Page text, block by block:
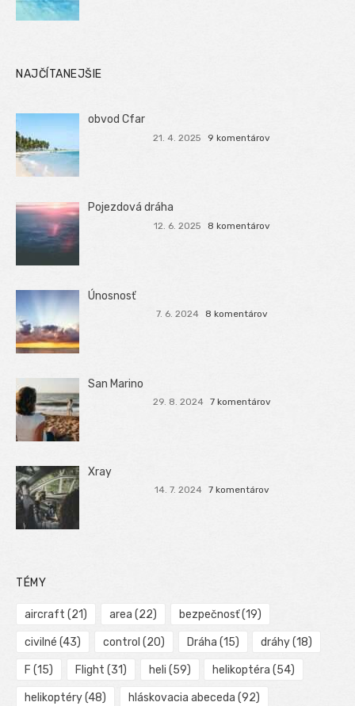
NAJČÍTANEJŠIE
obvod Cfar
21. 4. 2025 9 komentárov
Pojezdová dráha
12. 6. 2025 8 komentárov
Únosnosť
7. 6. 2024 8 komentárov
San Marino
29. 8. 2024 7 komentárov
Xray
14. 7. 2024 7 komentárov
TÉMY
aircraft (21) area (22) bezpečnosť(19)
civilné (43) control (20) Dráha (15) dráhy(18)
F (15) Flight (31) heli (59) helikoptéra (54)
helikoptéry(48) hláskovacia abeceda (92)